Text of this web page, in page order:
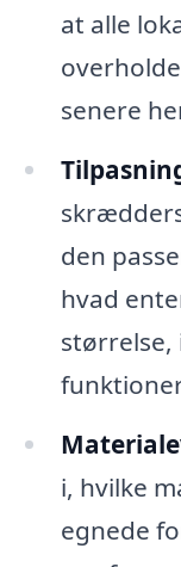
at alle
senere
den
hvad
størrelse,
i, hvilke
egnede